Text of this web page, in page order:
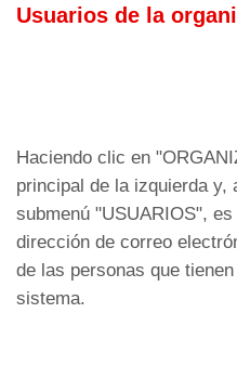
Usuarios de la
Haciendo clic en
principal de la izquierda y,
submenú "USUARIOS",
dirección de correo
de las personas que
sistema.